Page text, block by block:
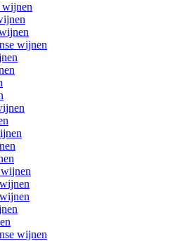
wijnen
wijnen
wijnen